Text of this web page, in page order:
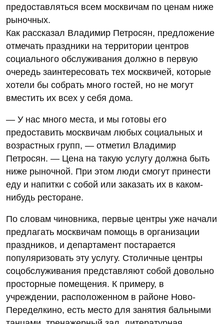
предоставляться всем москвичам по ценам ниже
рыночных.
Как рассказал Владимир Петросян, предложение
отмечать праздники на территории центров
социального обслуживания должно в первую
очередь заинтересовать тех москвичей, которые
хотели бы собрать много гостей, но не могут
вместить их всех у себя дома.
— У нас много места, и мы готовы его
предоставить москвичам любых социальных и
возрастных групп, — отметил Владимир
Петросян. — Цена на такую услугу должна быть
ниже рыночной. При этом люди смогут принести
еду и напитки с собой или заказать их в каком-
нибудь ресторане.
По словам чиновника, первые центры уже начали
предлагать москвичам помощь в организации
праздников, и департамент постарается
популяризовать эту услугу. Столичные центры
соцобслуживания представляют собой довольно
просторные помещения. К примеру, в
учреждении, расположенном в районе Ново-
Переделкино, есть место для занятия бальными